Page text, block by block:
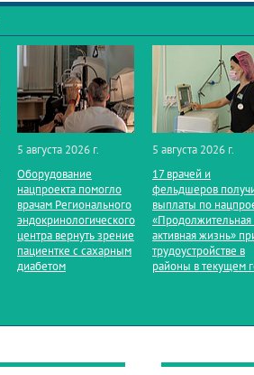
5 августа 2026 г.
Оборудование
нацпроекта помогло
врачам Регионального
эндокринологического
центра вернуть зрение
пациентке с сахарным
диабетом
5 августа 2026 г.
17 врачей и
фельдшеров
выплаты по
«Продолжительная
активная жизнь»
трудоустройстве в
районы в текущем